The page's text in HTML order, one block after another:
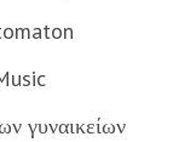
γυναικείων